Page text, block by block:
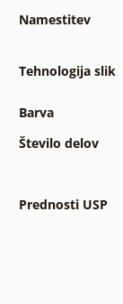
Namestitev
Tehnologija slik
Barva
Število delov
Prednosti USP